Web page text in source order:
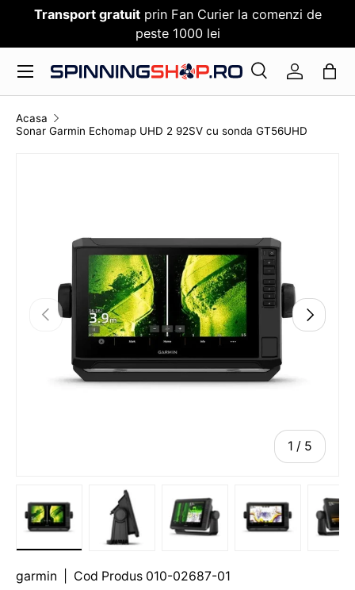
SARI PESTE CONTENT
Transport gratuitprin Fan Curier la comenzi de
peste 1000 lei
Cauta
CautaLog in
Meniu
Acasa
Sonar Garmin Echomap UHD 2 92SV cu sonda GT56UHD
1 / 5
garmin Cod Produs 010-02687-01